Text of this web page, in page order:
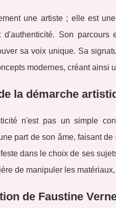
une artiste ; elle est
Son
sa voix unique. Sa
modernes, créant ainsi
la démarche
n'est pas un simple
part de son âme, faisant
dans le choix de ses
de manipuler les
de Faustine